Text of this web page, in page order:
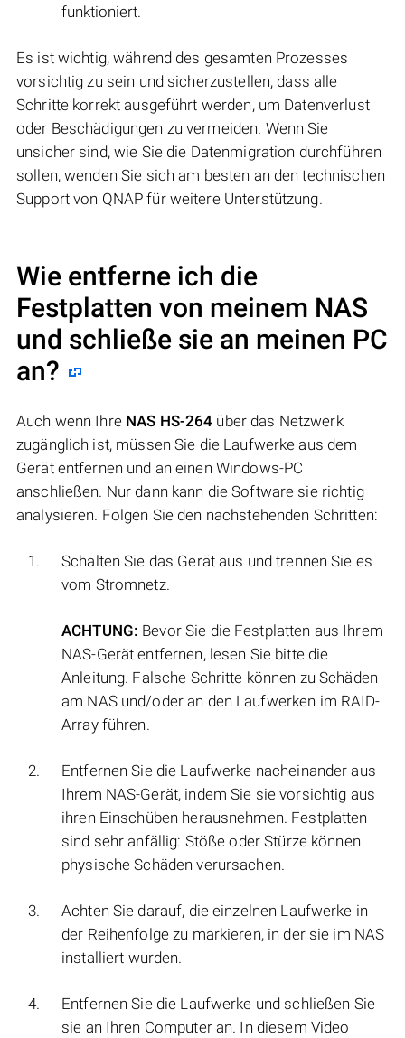
funktioniert.
Es ist wichtig, während des gesamten Prozesses
vorsichtig zu sein und sicherzustellen, dass alle
Schritte korrekt ausgeführt werden, um Datenverlust
oder Beschädigungen zu vermeiden. Wenn Sie
unsicher sind, wie Sie die Datenmigration durchführen
sollen, wenden Sie sich am besten an den technischen
Support von QNAP für weitere Unterstützung.
Wie entferne ich die
Festplatten von meinem NAS
und schließe sie an meinen PC
an?
Auch wenn Ihre NAS HS-264 über das Netzwerk
zugänglich ist, müssen Sie die Laufwerke aus dem
Gerät entfernen und an einen Windows-PC
anschließen. Nur dann kann die Software sie richtig
analysieren. Folgen Sie den nachstehenden Schritten:
Schalten Sie das Gerät aus und trennen Sie es
vom Stromnetz.
ACHTUNG: Bevor Sie die Festplatten aus Ihrem
NAS-Gerät entfernen, lesen Sie bitte die
Anleitung. Falsche Schritte können zu Schäden
am NAS und/oder an den Laufwerken im RAID-
Array führen.
Entfernen Sie die Laufwerke nacheinander aus
Ihrem NAS-Gerät, indem Sie sie vorsichtig aus
ihren Einschüben herausnehmen. Festplatten
sind sehr anfällig: Stöße oder Stürze können
physische Schäden verursachen.
Achten Sie darauf, die einzelnen Laufwerke in
der Reihenfolge zu markieren, in der sie im NAS
installiert wurden.
Entfernen Sie die Laufwerke und schließen Sie
sie an Ihren Computer an. In diesem Video